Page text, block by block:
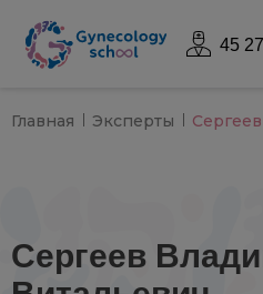
45
Главная Эксперты
Сергеев